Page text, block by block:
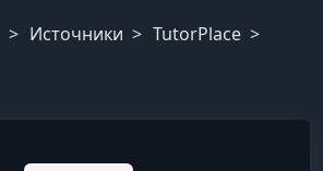
Источники
TutorPlace